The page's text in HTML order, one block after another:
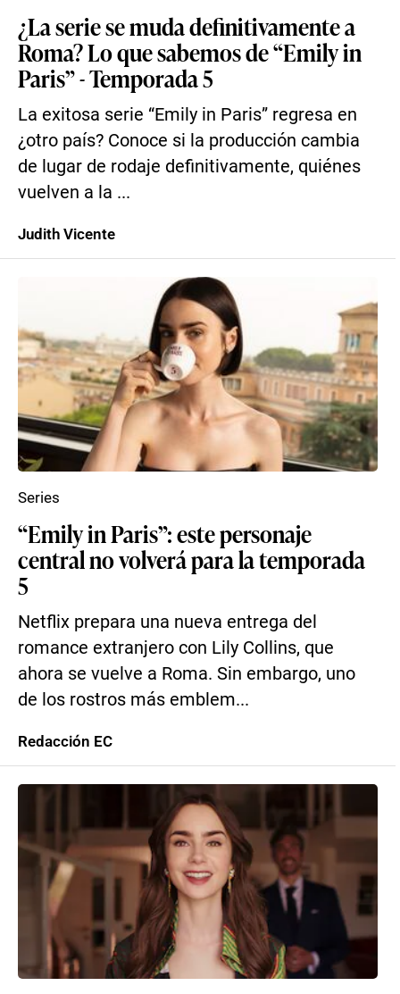
¿La serie se muda definitivamente a
Roma? Lo que sabemos de “Emily in
Paris” - Temporada 5
La exitosa serie “Emily in Paris” regresa en
¿otro país? Conoce si la producción cambia
de lugar de rodaje definitivamente, quiénes
vuelven a la ...
Judith Vicente
“Emily in Paris”: este personaje
central no volverá para la temporada
5
Netflix prepara una nueva entrega del
romance extranjero con Lily Collins, que
ahora se vuelve a Roma. Sin embargo, uno
de los rostros más emblem...
Series
Redacción EC